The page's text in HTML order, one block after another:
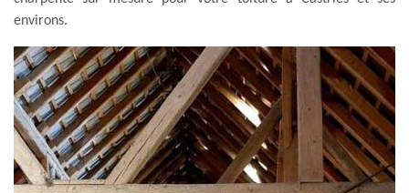
environs.